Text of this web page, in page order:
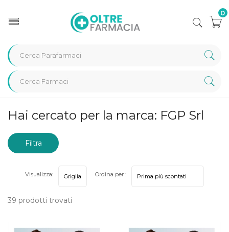
0
Home Marche parafarmaci FGP Srl
Hai cercato per la marca: FGP Srl
Filtra
39 prodotti trovati
Visualizza: Ordina per :